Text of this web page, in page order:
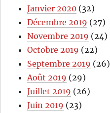
Janvier 2020 (32)
Décembre 2019 (27)
Novembre 2019 (24)
Octobre 2019 (22)
Septembre 2019 (26)
Août 2019 (29)
Juillet 2019 (26)
Juin 2019 (23)